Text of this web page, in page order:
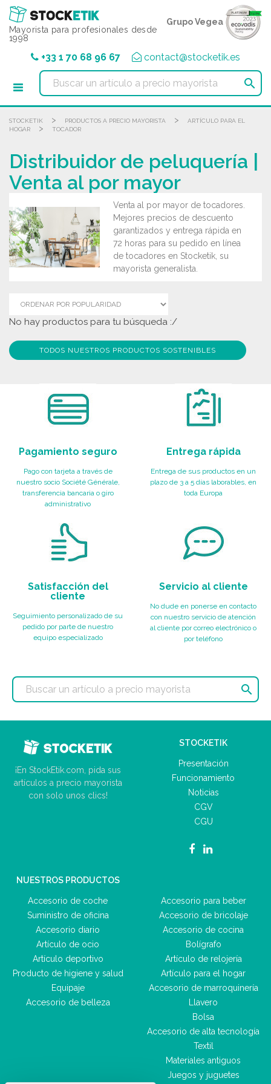
Mayorista para profesionales desde
1998
Grupo Vegea
+33 1 70 68 96 67 contact@stocketik.es

STOCKETIK > PRODUCTOS A PRECIO MAYORISTA >
ARTÍCULO PARA EL
HOGAR
> TOCADOR
Distribuidor de peluquería |
Venta al por mayor
Venta al por mayor de tocadores.
Mejores precios de descuento
garantizados y entrega rápida en
72 horas para su pedido en línea
de tocadores en Stocketik, su
mayorista generalista.
No hay productos para tu búsqueda :/
TODOS NUESTROS PRODUCTOS SOSTENIBLES
Pagamiento seguro
Pago con tarjeta a través de
nuestro socio Société Générale,
transferencia bancaria o giro
administrativo
Entrega rápida
Entrega de sus productos en un
plazo de 3 a 5 días laborables, en
toda Europa
Satisfacción del
cliente
Seguimiento personalizado de su
pedido por parte de nuestro
equipo especializado
Servicio al cliente
No dude en ponerse en contacto
con nuestro servicio de atención
al cliente por correo electrónico o
por teléfono

¡En StockEtik.com, pida sus
artículos a precio mayorista
con solo unos clics!
STOCKETIK
Presentación
Funcionamiento
Noticias
CGV
CGU
NUESTROS PRODUCTOS
Accesorio de coche
Suministro de oficina
Accesorio diario
Artículo de ocio
Artículo deportivo
Producto de higiene y salud
Equipaje
Accesorio de belleza
Accesorio para beber
Accesorio de bricolaje
Accesorio de cocina
Bolígrafo
Artículo de relojería
Artículo para el hogar
Accesorio de marroquinería
Llavero
Bolsa
Accesorio de alta tecnología
Textil
Materiales antiguos
Juegos y juguetes
Panel de gestión de cookies